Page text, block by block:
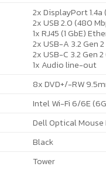
2x DisplayPort 1.4a
2x USB 2.0 (480
1x RJ45 (1 GbE)
2x USB-A 3.2 Gen
2x USB-C 3.2 Gen
1x Audio line-out
8x DVD+/-RW
Intel Wi-Fi 6/6E
Dell Optical Mouse
Black
Tower